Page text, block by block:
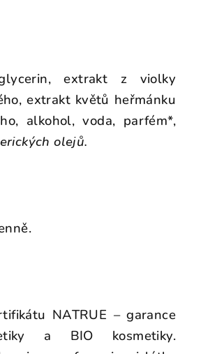
extrakt z violky
extrakt květů heřmánku
alkohol, voda, parfém*,
olejů.
NATRUE – garance
a BIO kosmetiky.